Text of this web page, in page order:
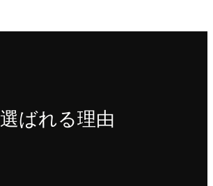
選ばれる理由